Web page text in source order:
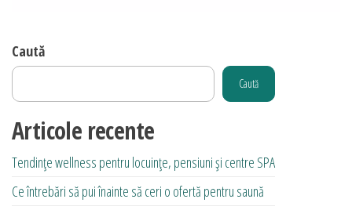
Caută
Caută
Articole recente
Tendințe wellness pentru locuințe, pensiuni și centre SPA
Ce întrebări să pui înainte să ceri o ofertă pentru saună